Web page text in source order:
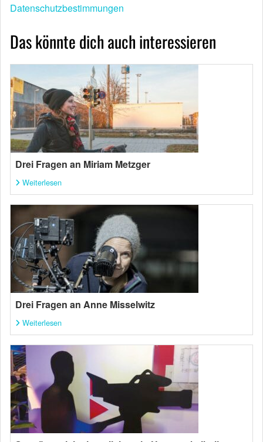
Datenschutzbestimmungen
Das könnte dich auch interessieren
Drei Fragen an Miriam Metzger
Weiterlesen
Drei Fragen an Anne Misselwitz
Weiterlesen